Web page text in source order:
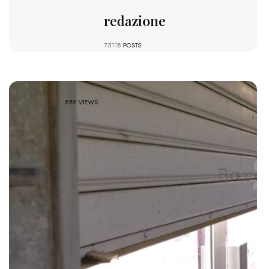
redazione
75118 POSTS
889 VIEWS